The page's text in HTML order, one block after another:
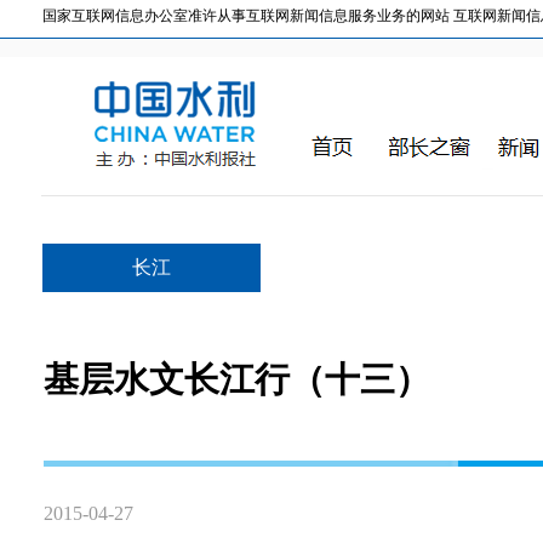
国家互联网信息办公室准许从事互联网新闻信息服务业务的网站 互联网新闻信
长江
基层水文长江行（十三）
2015-04-27